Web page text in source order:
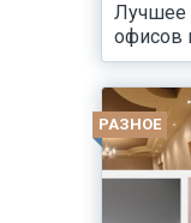
Лучшее
офисов
РАЗНОЕ